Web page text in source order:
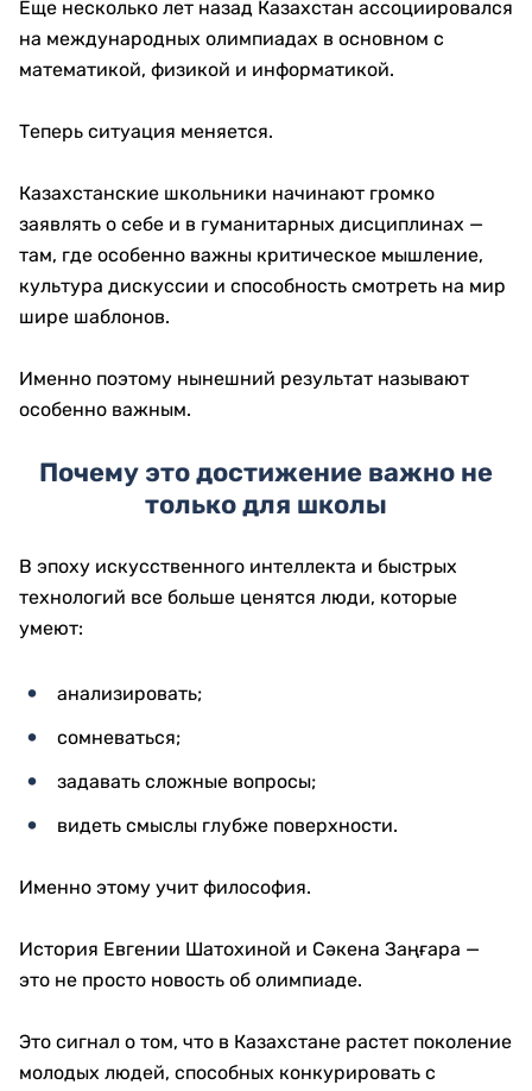
Еще несколько лет назад Казахстан ассоциировался
на международных олимпиадах в основном с
математикой, физикой и информатикой.
Теперь ситуация меняется.
Казахстанские школьники начинают громко
заявлять о себе и в гуманитарных дисциплинах —
там, где особенно важны критическое мышление,
культура дискуссии и способность смотреть на мир
шире шаблонов.
Именно поэтому нынешний результат называют
особенно важным.
Почему это достижение важно не
только для школы
В эпоху искусственного интеллекта и быстрых
технологий все больше ценятся люди, которые
умеют:
анализировать;
сомневаться;
задавать сложные вопросы;
видеть смыслы глубже поверхности.
Именно этому учит философия.
История Евгении Шатохиной и Сәкена Заңғара —
это не просто новость об олимпиаде.
Это сигнал о том, что в Казахстане растет поколение
молодых людей, способных конкурировать с